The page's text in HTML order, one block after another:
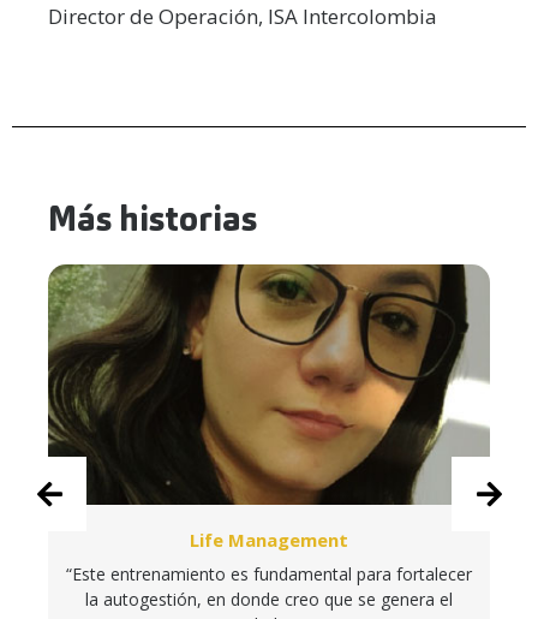
Director de Operación, ISA Intercolombia
Más historias
Life Management
“Este entrenamiento es fundamental para fortalecer
la autogestión, en donde creo que se genera el